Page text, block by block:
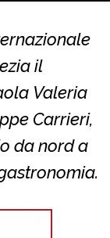
il
Valeria
Carrieri,
da nord a